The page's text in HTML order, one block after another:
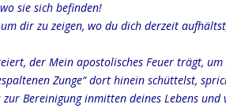
sie sich befinden!
dir zu zeigen, wo du dich derzeit
der Mein apostolisches Feuer trägt,
Zunge“ dort hinein schüttelst,
zur Bereinigung inmitten deines Lebens